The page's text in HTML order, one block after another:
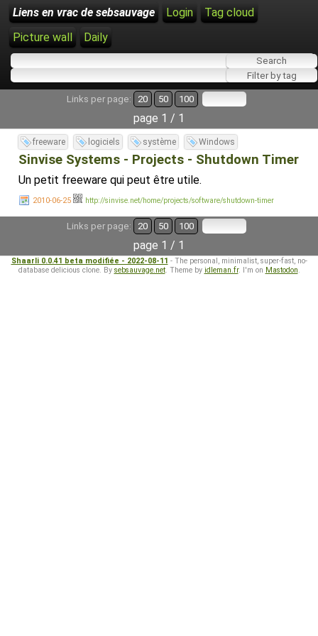
Liens en vrac de sebsauvage Login
Tag cloud
Picture wall
Daily
Links per page: 20 50 100
page 1 / 1
freeware logiciels système Windows
Sinvise Systems - Projects - Shutdown Timer
Un petit freeware qui peut être utile.
2010-06-25 http://sinvise.net/home/projects/software/shutdown-timer
Links per page: 20 50 100
page 1 / 1
Shaarli 0.0.41 beta modifiée - 2022-08-11 - The personal, minimalist, super-fast, no-
database delicious clone. By sebsauvage.net. Theme by idleman.fr. I'm on Mastodon.